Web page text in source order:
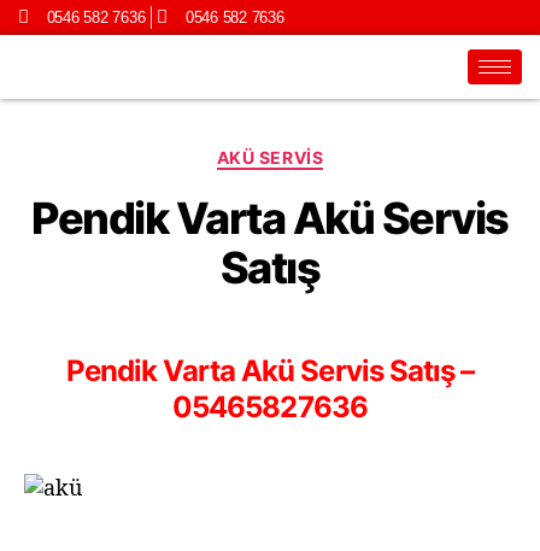
0546 582 7636 0546 582 7636
AKÜ SERVIS
Pendik Varta Akü Servis
Satış
Pendik Varta Akü Servis Satış –
05465827636